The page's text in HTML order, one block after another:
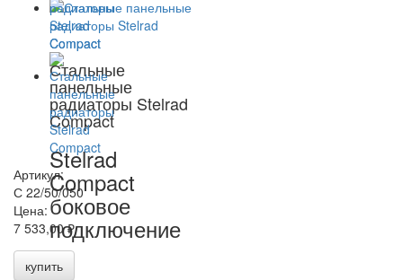
Стальные
панельные
радиаторы Stelrad
Compact
Stelrad
Compact
боковое
подключение
Артикул:
С 22/50/050
Цена:
7 533,00 ₽
купить